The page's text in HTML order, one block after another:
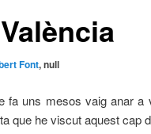
Font, null
fa uns mesos vaig anar a
que he viscut aquest cap